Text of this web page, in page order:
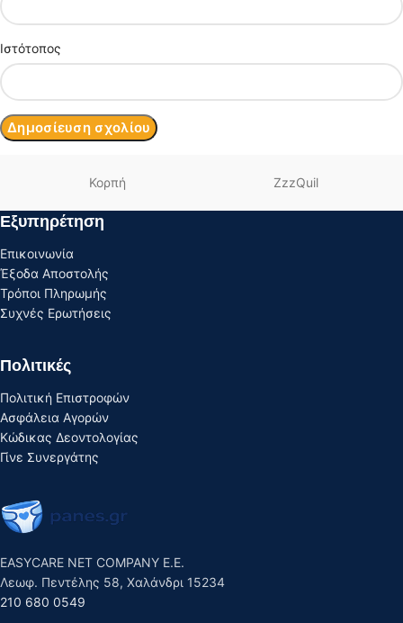
Ιστότοπος
Κορπή ZzzQuil
Εξυπηρέτηση
Επικοινωνία
Έξοδα Αποστολής
Τρόποι Πληρωμής
Συχνές Ερωτήσεις
Πολιτικές
Πολιτική Επιστροφών
Ασφάλεια Αγορών
Κώδικας Δεοντολογίας
Γίνε Συνεργάτης
EASYCARE NET COMPANY E.E.
Λεωφ. Πεντέλης 58, Χαλάνδρι 15234
210 680 0549